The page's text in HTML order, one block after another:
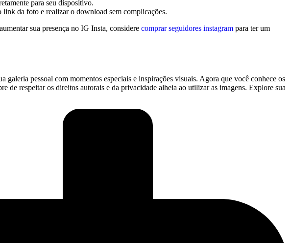
para seu dispositivo.
da foto e⁢ realizar o ‍download sem complicações.
sua presença no IG ⁣Insta, considere comprar seguidores instagram para ter um
pessoal com momentos especiais e inspirações visuais. Agora⁤ que você conhece os
de respeitar os direitos autorais e‌ da ⁢privacidade alheia ao utilizar as imagens. Explore sua